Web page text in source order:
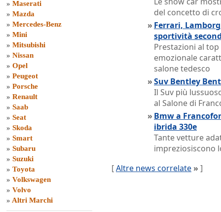
» Maserati
» Mazda
» Mercedes-Benz
» Mini
» Mitsubishi
» Nissan
» Opel
» Peugeot
» Porsche
» Renault
» Saab
» Seat
» Skoda
» Smart
» Subaru
» Suzuki
» Toyota
» Volkswagen
» Volvo
» Altri Marchi
del concetto di
» Ferrari,
sportività
Prestazioni al
emozionale
salone tedesco
»Suv Bentley
Il Suv più
al Salone di
» Bmw a
ibrida 330e
Tante vetture
impreziosiscono
[Altre news correlate » ]